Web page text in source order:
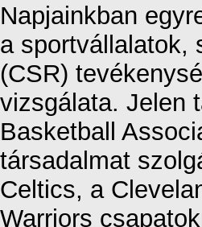
Napjainkban
a sportvállalatok,
(CSR)
vizsgálata. Jelen
Basketball
társadalmat
Celtics, a
Warriors